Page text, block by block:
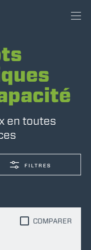
en toutes
FILTRES
COMPARER